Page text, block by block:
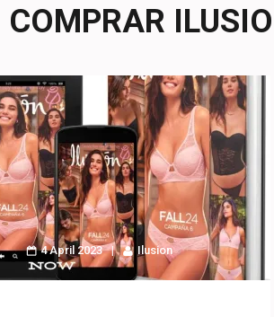
COMPRAR
4 April 2023 Ilusion